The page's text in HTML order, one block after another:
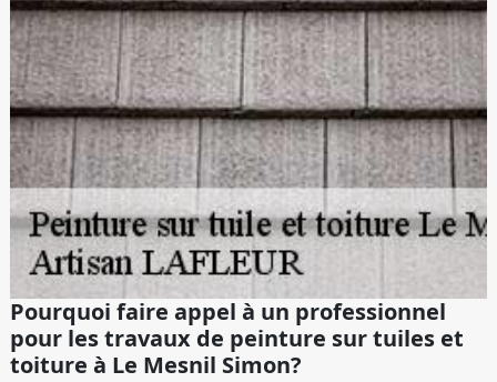
Pourquoi faire appel à un professionnel
pour les travaux de peinture sur tuiles et
toiture à Le Mesnil Simon?